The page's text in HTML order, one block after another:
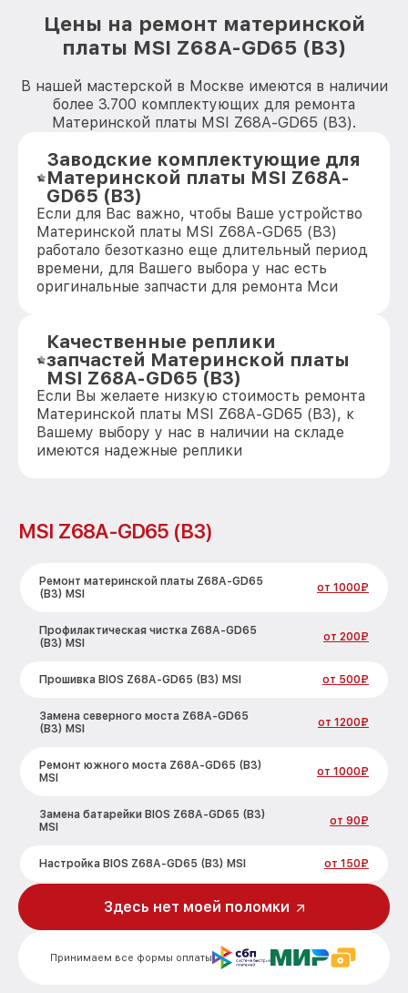
Цены на ремонт материнской
платы MSI Z68A-GD65 (B3)
В нашей мастерской в Москве имеются в наличии
более 3.700 комплектующих для ремонта
Материнской платы MSI Z68A-GD65 (B3).
Заводские комплектующие для
Материнской платы MSI Z68A-
GD65 (B3)
Если для Вас важно, чтобы Ваше устройство
Материнской платы MSI Z68A-GD65 (B3)
работало безотказно еще длительный период
времени, для Вашего выбора у нас есть
оригинальные запчасти для ремонта Мси
Качественные реплики
запчастей Материнской платы
MSI Z68A-GD65 (B3)
Если Вы желаете низкую стоимость ремонта
Материнской платы MSI Z68A-GD65 (B3), к
Вашему выбору у нас в наличии на складе
имеются надежные реплики
MSI Z68A-GD65 (B3)
Ремонт материнской платы Z68A-GD65
(B3) MSI
от 1000₽
Профилактическая чистка Z68A-GD65
(B3) MSI
от 200₽
Прошивка BIOS Z68A-GD65 (B3) MSI от 500₽
Замена северного моста Z68A-GD65
(B3) MSI
от 1200₽
Ремонт южного моста Z68A-GD65 (B3)
MSI
от 1000₽
Замена батарейки BIOS Z68A-GD65 (B3)
MSI
от 90₽
Настройка BIOS Z68A-GD65 (B3) MSI от 150₽
Принимаем все формы оплаты
Здесь нет моей поломки